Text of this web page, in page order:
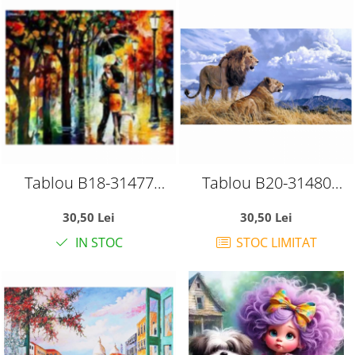
Tablou B18-31477
rotunde, 50 x 40 cm,
Indragostiti sub
30,50 Lei
IN STOC
Tablou B20-31480
rotunde, 50 x 40 cm,
Leul si leoaica in savana
30,50 Lei
STOC LIMITAT